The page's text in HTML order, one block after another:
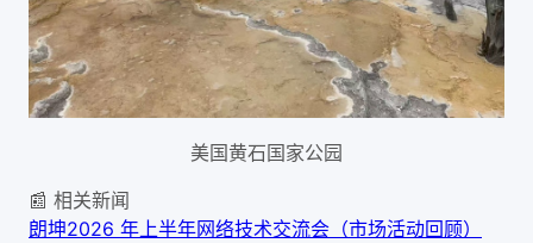
美国黄石国家公园
📰 相关新闻
朗坤2026 年上半年网络技术交流会（市场活动回顾）